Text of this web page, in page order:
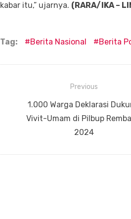
kabar itu,” ujarnya. (RARA/IKA –
Tag: Berita Nasional Berita
Previous
Previous
post:
1.000 Warga Deklarasi
Vivit-Umam di Pilbup
2024